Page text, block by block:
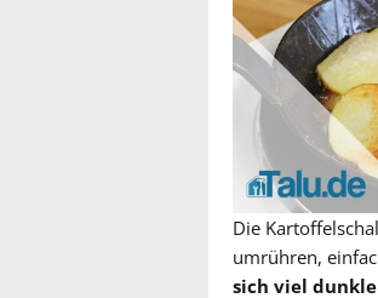
Die
umrühren,
sich viel